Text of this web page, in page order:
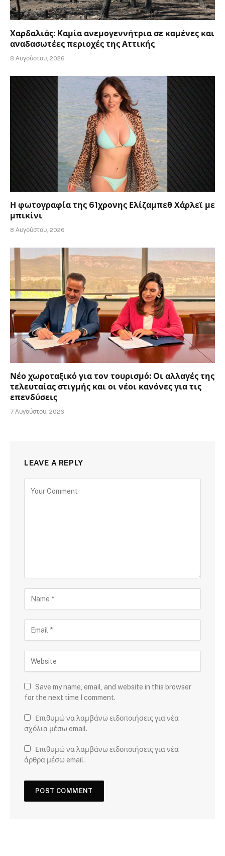
Χαρδαλιάς: Καμία ανεμογεννήτρια σε καμένες και
αναδασωτέες περιοχές της Αττικής
8 Αυγούστου, 2026
Η φωτογραφία της 61χρονης Ελίζαμπεθ Χάρλεϊ με
μπικίνι
8 Αυγούστου, 2026
Νέο χωροταξικό για τον τουρισμό: Οι αλλαγές της
τελευταίας στιγμής και οι νέοι κανόνες για τις
επενδύσεις
7 Αυγούστου, 2026
LEAVE A REPLY
Save my name, email, and website in this browser
for the next time I comment.
Επιθυμώ να λαμβάνω ειδοποιήσεις για νέα
σχόλια μέσω email.
Επιθυμώ να λαμβάνω ειδοποιήσεις για νέα
άρθρα μέσω email.